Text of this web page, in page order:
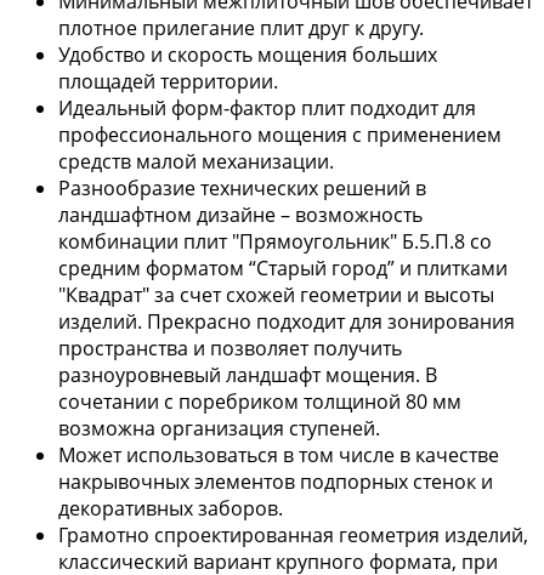
плотное прилегание плит друг к другу.
Удобство и скорость мощения больших
площадей территории.
Идеальный форм-фактор плит подходит для
профессионального мощения с применением
средств малой механизации.
Разнообразие технических решений в
ландшафтном дизайне – возможность
комбинации плит "Прямоугольник" Б.5.П.8 со
средним форматом “Старый город” и плитками
"Квадрат" за счет схожей геометрии и высоты
изделий. Прекрасно подходит для зонирования
пространства и позволяет получить
разноуровневый ландшафт мощения. В
сочетании с поребриком толщиной 80 мм
возможна организация ступеней.
Может использоваться в том числе в качестве
накрывочных элементов подпорных стенок и
декоративных заборов.
Грамотно спроектированная геометрия изделий,
классический вариант крупного формата, при